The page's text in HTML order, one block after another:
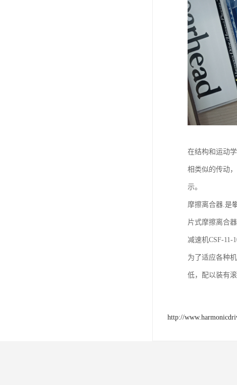
在结构和运动
相类似的传动
示。
摩擦离合器.是
片式摩擦离合
减速机CSF-11-
为了适应各种
低，配以装有
http://